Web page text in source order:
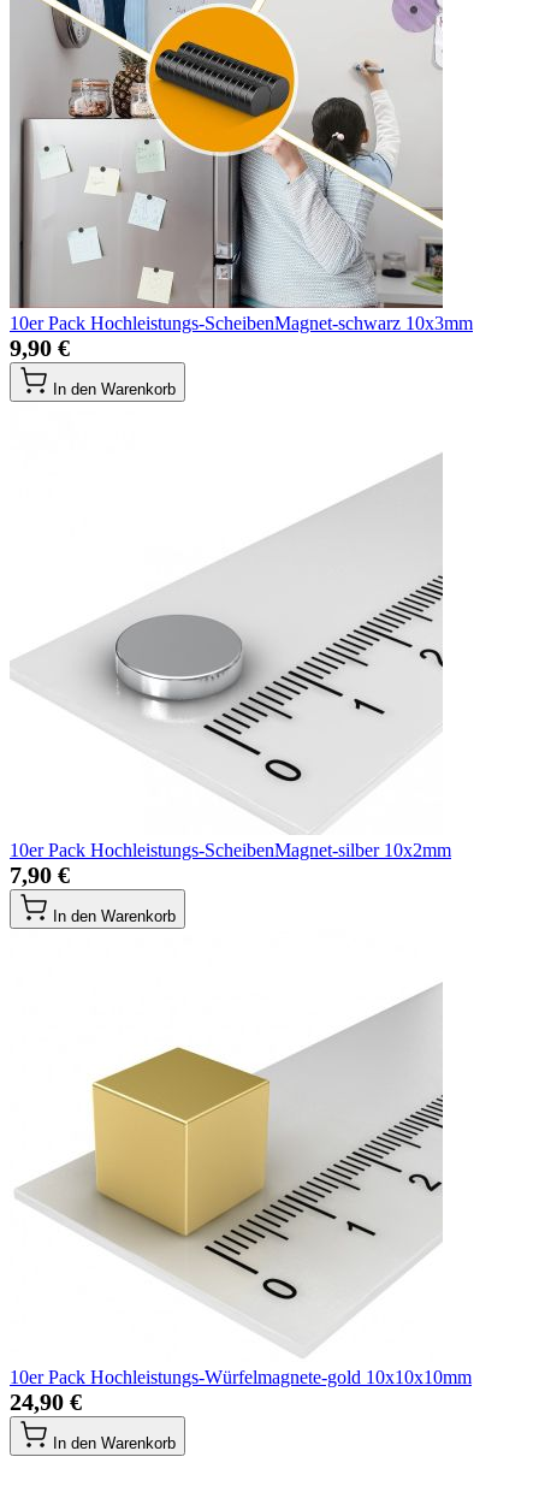
10er Pack Hochleistungs-ScheibenMagnet-schwarz 10x3mm
9,90 €
In den Warenkorb
10er Pack Hochleistungs-ScheibenMagnet-silber 10x2mm
7,90 €
In den Warenkorb
10er Pack Hochleistungs-Würfelmagnete-gold 10x10x10mm
24,90 €
In den Warenkorb